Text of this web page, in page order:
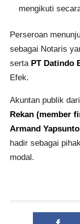
mengikuti
Perseroan
sebagai Notaris
serta PT Datindo
Efek.
Akuntan publik dari
Rekan (member
Armand
hadir sebagai
modal.